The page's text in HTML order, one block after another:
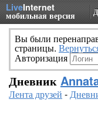
LiveInternet
мобильная версия
Вы были
страницы.
Авторизация
Дневник
Лента друзей -